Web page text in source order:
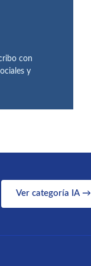
con
y
Ver categoría IA →